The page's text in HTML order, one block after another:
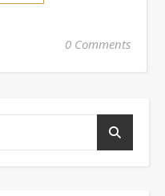
0 Comments